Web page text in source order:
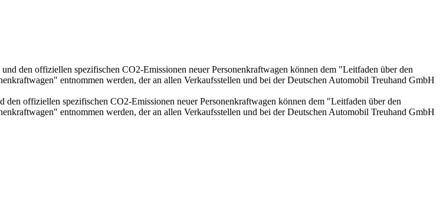
den offiziellen spezifischen CO2-Emissionen neuer Personenkraftwagen können dem "Leitfaden über den
entnommen werden, der an allen Verkaufsstellen und bei der Deutschen Automobil Treuhand GmbH
den offiziellen spezifischen CO2-Emissionen neuer Personenkraftwagen können dem "Leitfaden über den
entnommen werden, der an allen Verkaufsstellen und bei der Deutschen Automobil Treuhand GmbH